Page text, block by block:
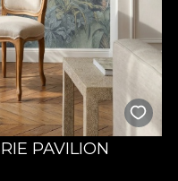
PAVILION